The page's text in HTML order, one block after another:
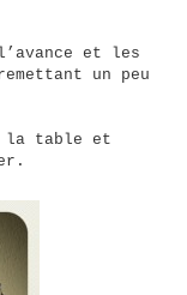
et les
un peu
la table et